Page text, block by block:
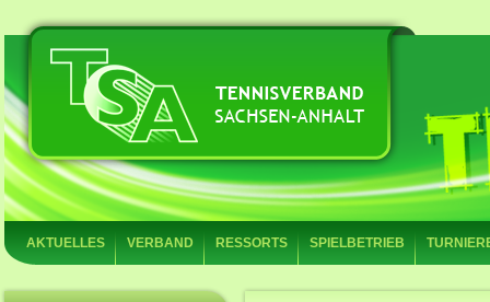
AKTUELLES VERBAND RESSORTS SPIELBETRIEB